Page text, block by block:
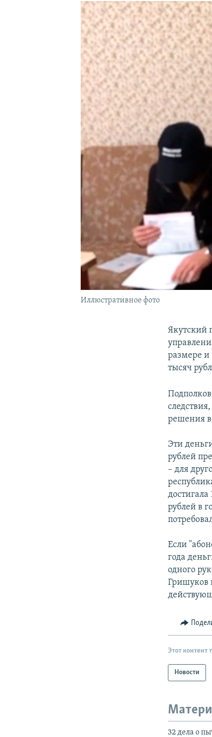
ПОДПИШИТЕСЬ НА РАССЫЛКУ
Иллюстративное фото
Якутский
размере и
тысяч
решения
Эти
рублей
– для
рублей в
Если
года
одного
Гришуков
Этот контент
Новости
32 дела о